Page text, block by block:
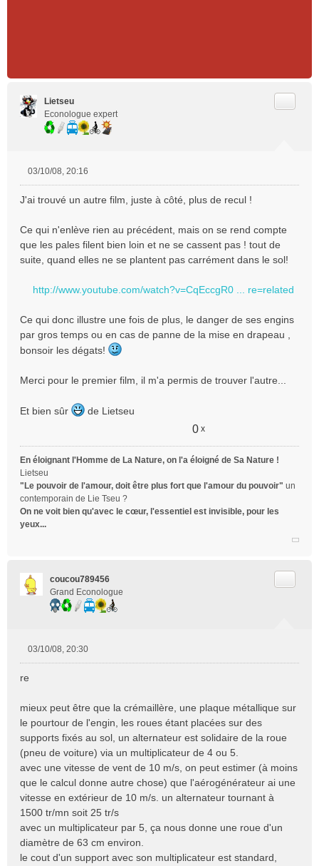
Lietseu
Econologue expert
s
a
g
e
u
03/10/08, 20:16
J'ai trouvé un autre film, juste à côté, plus de recul !
Ce qui n'enlève rien au précédent, mais on se rend compte
que les pales filent bien loin et ne se cassent pas ! tout de
suite, quand elles ne se plantent pas carrément dans le sol!
http://www.youtube.com/watch?v=CqEccgR0 ... re=related
Ce qui donc illustre une fois de plus, le danger de ses engins
par gros temps ou en cas de panne de la mise en drapeau ,
bonsoir les dégats!
Merci pour le premier film, il m'a permis de trouver l'autre...
Et bien sûr de Lietseu
0 x
En éloignant l'Homme de La Nature, on l'a éloigné de Sa Nature !
Lietseu
"Le pouvoir de l'amour, doit être plus fort que l'amour du pouvoir" un
contemporain de Lie Tseu ?
On ne voit bien qu'avec le cœur, l'essentiel est invisible, pour les
yeux...
coucou789456
Grand Econologue
s
a
g
e
n
l
u
03/10/08, 20:30
re
mieux peut être que la crémaillère, une plaque métallique sur
le pourtour de l'engin, les roues étant placées sur des
supports fixés au sol, un alternateur est solidaire de la roue
(pneu de voiture) via un multiplicateur de 4 ou 5.
avec une vitesse de vent de 10 m/s, on peut estimer (à moins
que le calcul donne autre chose) que l'aérogénérateur ai une
vitesse en extérieur de 10 m/s. un alternateur tournant à
1500 tr/mn soit 25 tr/s
avec un multiplicateur par 5, ça nous donne une roue d'un
diamètre de 63 cm environ.
le cout d'un support avec son multiplicateur est standard,